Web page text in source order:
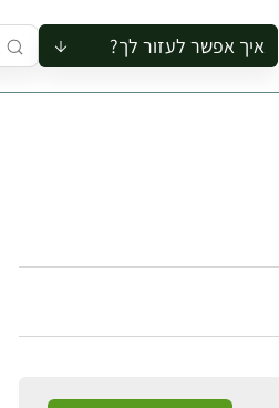
איך אפשר לעזור לך?
להזמין סיור לקבוצה